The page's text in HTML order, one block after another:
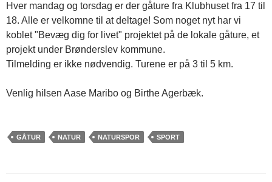
Hver mandag og torsdag er der gåture fra Klubhuset fra 17 til
18. Alle er velkomne til at deltage! Som noget nyt har vi
koblet "Bevæg dig for livet" projektet på de lokale gåture, et
projekt under Brønderslev kommune.
Tilmelding er ikke nødvendig. Turene er på 3 til 5 km.
Venlig hilsen Aase Maribo og Birthe Agerbæk.
GÅTUR NATUR NATURSPOR SPORT